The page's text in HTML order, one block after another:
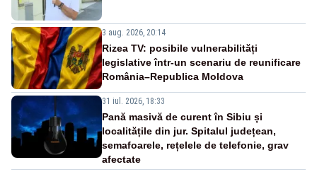
3 aug. 2026, 20:14
Rizea TV: posibile vulnerabilități
legislative într-un scenariu de reunificare
România–Republica Moldova
31 iul. 2026, 18:33
Pană masivă de curent în Sibiu și
localitățile din jur. Spitalul județean,
semafoarele, rețelele de telefonie, grav
afectate